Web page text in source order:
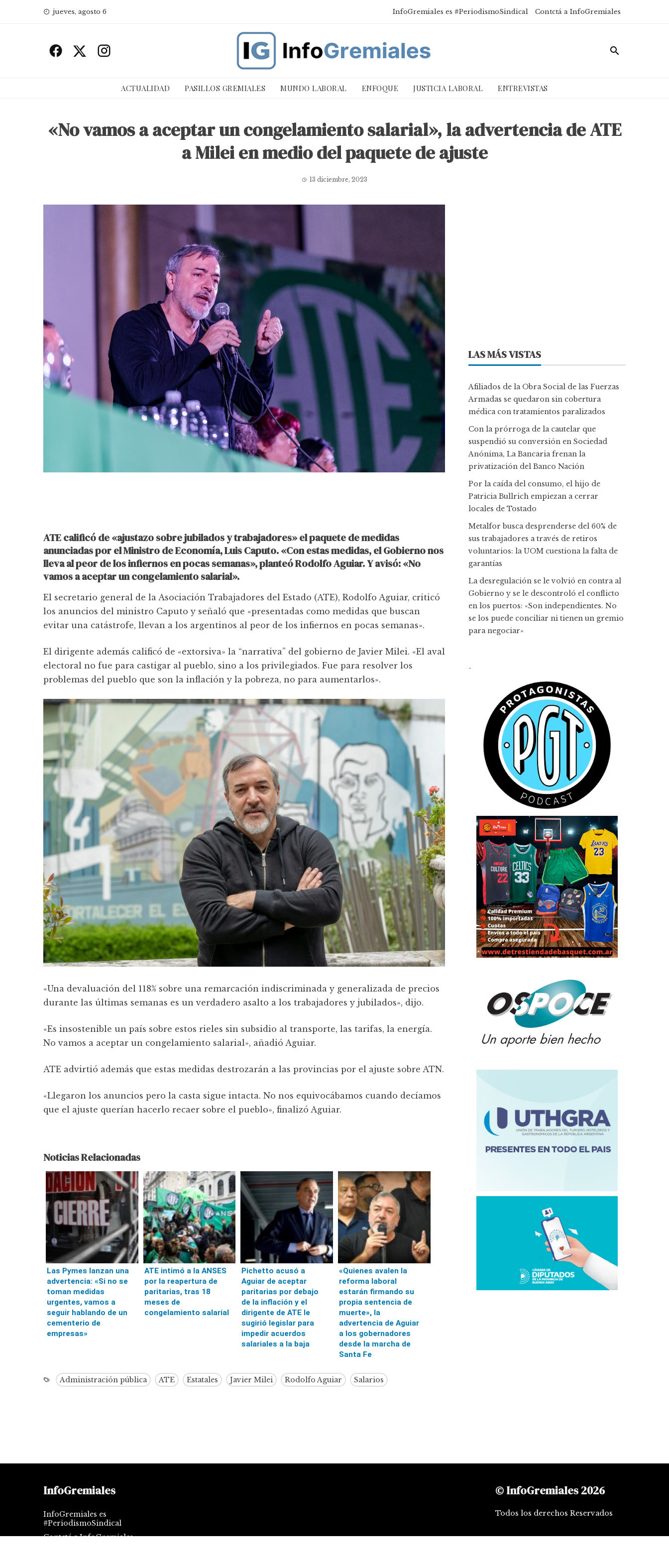
jueves, agosto 6 InfoGremiales es #PeriodismoSindical Contctá a InfoGremiales
ACTUALIDAD PASILLOS GREMIALES MUNDO LABORAL ENFOQUE JUSTICIA LABORAL ENTREVISTAS
«No vamos a aceptar un congelamiento salarial», la advertencia de ATE
a Milei en medio del paquete de ajuste
13 diciembre, 2023
ATE calificó de «ajustazo sobre jubilados y trabajadores» el paquete de medidas
anunciadas por el Ministro de Economía, Luis Caputo. «Con estas medidas, el Gobierno nos
lleva al peor de los infiernos en pocas semanas», planteó Rodolfo Aguiar. Y avisó: «No
vamos a aceptar un congelamiento salarial».
El secretario general de la Asociación Trabajadores del Estado (ATE), Rodolfo Aguiar, criticó
los anuncios del ministro Caputo y señaló que «presentadas como medidas que buscan
evitar una catástrofe, llevan a los argentinos al peor de los infiernos en pocas semanas».
El dirigente además calificó de «extorsiva» la “narrativa” del gobierno de Javier Milei. «El aval
electoral no fue para castigar al pueblo, sino a los privilegiados. Fue para resolver los
problemas del pueblo que son la inflación y la pobreza, no para aumentarlos».
«Una devaluación del 118% sobre una remarcación indiscriminada y generalizada de precios
durante las últimas semanas es un verdadero asalto a los trabajadores y jubilados», dijo.
«Es insostenible un país sobre estos rieles sin subsidio al transporte, las tarifas, la energía.
No vamos a aceptar un congelamiento salarial», añadió Aguiar.
ATE advirtió además que estas medidas destrozarán a las provincias por el ajuste sobre ATN.
«Llegaron los anuncios pero la casta sigue intacta. No nos equivocábamos cuando decíamos
que el ajuste querían hacerlo recaer sobre el pueblo», finalizó Aguiar.
Noticias Relacionadas
Las Pymes lanzan una
advertencia: «Si no se
toman medidas
urgentes, vamos a
seguir hablando de un
cementerio de
empresas»
ATE intimó a la ANSES
por la reapertura de
paritarias, tras 18
meses de
congelamiento salarial
Pichetto acusó a
Aguiar de aceptar
paritarias por debajo
de la inflación y el
dirigente de ATE le
sugirió legislar para
impedir acuerdos
salariales a la baja
«Quienes avalen la
reforma laboral
estarán firmando su
propia sentencia de
muerte», la
advertencia de Aguiar
a los gobernadores
desde la marcha de
Santa Fe
Administración pública ATE Estatales Javier Milei Rodolfo Aguiar Salarios
LAS MÁS VISTAS
Afiliados de la Obra Social de las Fuerzas
Armadas se quedaron sin cobertura
médica con tratamientos paralizados
Con la prórroga de la cautelar que
suspendió su conversión en Sociedad
Anónima, La Bancaria frenan la
privatización del Banco Nación
Por la caída del consumo, el hijo de
Patricia Bullrich empiezan a cerrar
locales de Tostado
Metalfor busca desprenderse del 60% de
sus trabajadores a través de retiros
voluntarios: la UOM cuestiona la falta de
garantías
La desregulación se le volvió en contra al
Gobierno y se le descontroló el conflicto
en los puertos: «Son independientes. No
se los puede conciliar ni tienen un gremio
para negociar»
-
InfoGremiales
InfoGremiales es
#PeriodismoSindical
Contctá a InfoGremiales
© InfoGremiales 2026
Todos los derechos Reservados